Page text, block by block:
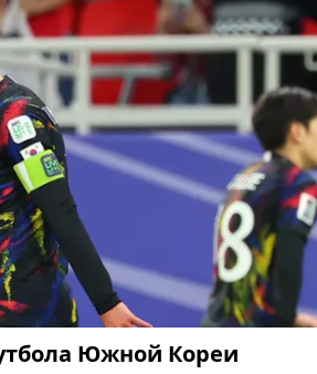
Южной Кореи